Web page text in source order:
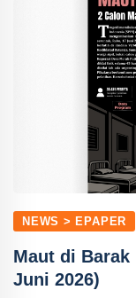
NEWS > EPAPER
Maut di Barak
Juni 2026)